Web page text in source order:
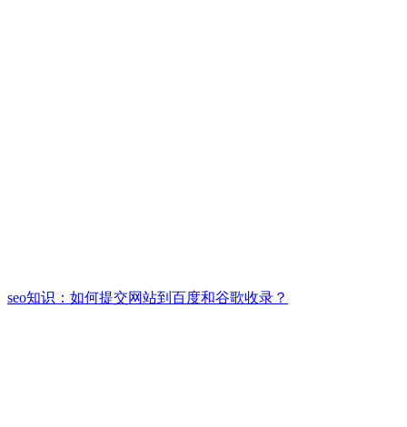
seo知识：如何提交网站到百度和谷歌收录？